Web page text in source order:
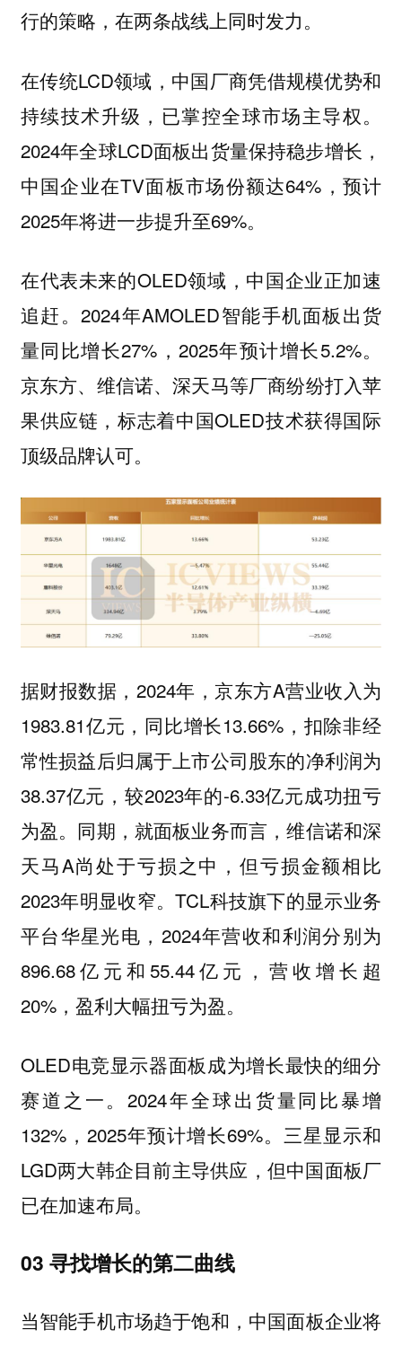
行的策略，在两条战线上同时发力。
在传统LCD领域，中国厂商凭借规模优势和
持续技术升级，已掌控全球市场主导权。
2024年全球LCD面板出货量保持稳步增长，
中国企业在TV面板市场份额达64%，预计
2025年将进一步提升至69%。
在代表未来的OLED领域，中国企业正加速
追赶。2024年AMOLED智能手机面板出货
量同比增长27%，2025年预计增长5.2%。
京东方、维信诺、深天马等厂商纷纷打入苹
果供应链，标志着中国OLED技术获得国际
顶级品牌认可。
据财报数据，2024年，京东方A营业收入为
1983.81亿元，同比增长13.66%，扣除非经
常性损益后归属于上市公司股东的净利润为
38.37亿元，较2023年的-6.33亿元成功扭亏
为盈。同期，就面板业务而言，维信诺和深
天马A尚处于亏损之中，但亏损金额相比
2023年明显收窄。TCL科技旗下的显示业务
平台华星光电，2024年营收和利润分别为
896.68亿元和55.44亿元，营收增长超
20%，盈利大幅扭亏为盈。
OLED电竞显示器面板成为增长最快的细分
赛道之一。2024年全球出货量同比暴增
132%，2025年预计增长69%。三星显示和
LGD两大韩企目前主导供应，但中国面板厂
已在加速布局。
03 寻找增长的第二曲线
当智能手机市场趋于饱和，中国面板企业将